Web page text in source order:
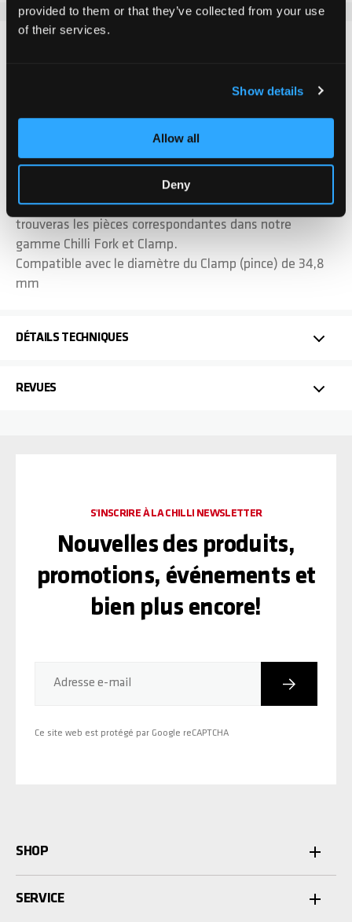
provided to them or that they’ve collected from your use
of their services.
Show details
Allow all
Deny
Le guidon surdimensionné de la trottinette Chilli Pro
est à la portée de tous. ATTENTION : Les HIC T-Bars
(à l'extrémité du guidon avec fente) sont conçus pour la
compression HIC et ne sont compatibles qu'avec les
compatibles avec le HIC Fork et le HIC Clamp. Tu
trouveras les pièces correspondantes dans notre
gamme Chilli Fork et Clamp.
Compatible avec le diamètre du Clamp (pince) de 34,8
mm
DÉTAILS TECHNIQUES
REVUES
Adresse e-mail Inscription
Ce site web est protégé par Google reCAPTCHA
S'INSCRIRE À LA CHILLI NEWSLETTER
Nouvelles des produits,
promotions, événements et
bien plus encore!
SHOP
SERVICE